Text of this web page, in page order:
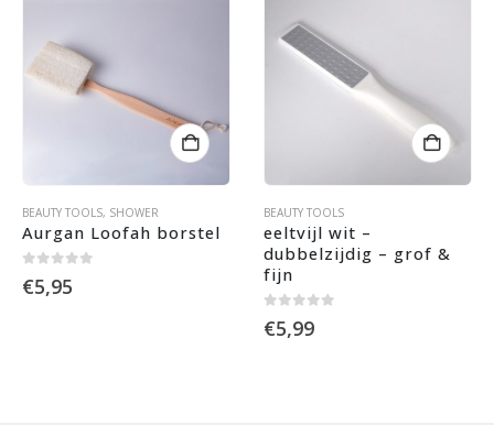
BEAUTY TOOLS, SHOWER
Aurgan Loofah borstel
€5,95
BEAUTY TOOLS
eeltvijl wit –
dubbelzijdig – grof &
fijn
€5,99